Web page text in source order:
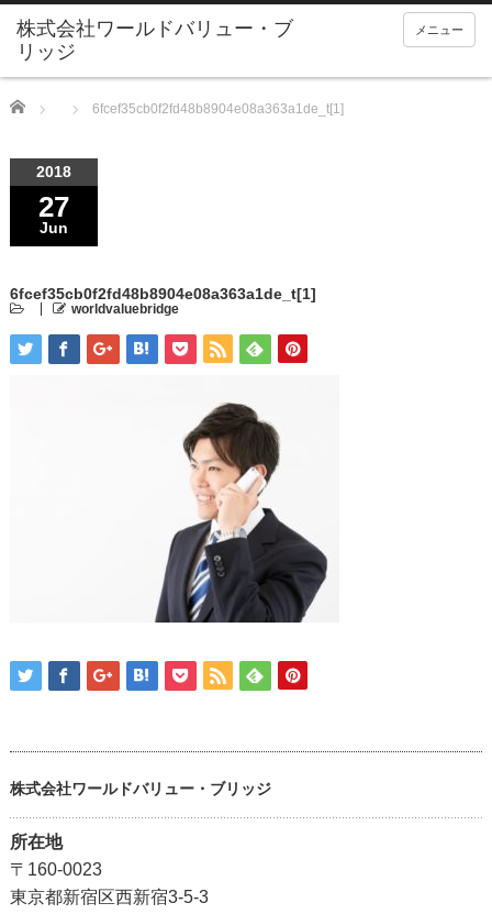
メニュー
Home 6fcef35cb0f2fd48b8904e08a363a1de_t[1]
2018
27
Jun
6fcef35cb0f2fd48b8904e08a363a1de_t[1]
worldvaluebridge
株式会社ワールドバリュー・ブリッジ
所在地
〒160-0023
東京都新宿区西新宿3-5-3